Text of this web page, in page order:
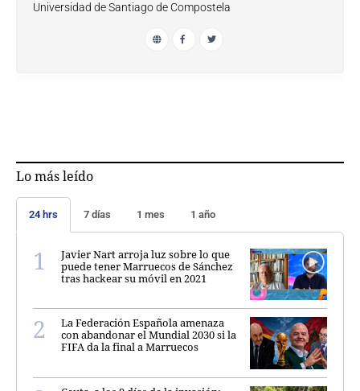
Universidad de Santiago de Compostela
Lo más leído
24 hrs 7 días 1 mes 1 año
Javier Nart arroja luz sobre lo que
puede tener Marruecos de Sánchez
tras hackear su móvil en 2021
La Federación Española amenaza
con abandonar el Mundial 2030 si la
FIFA da la final a Marruecos